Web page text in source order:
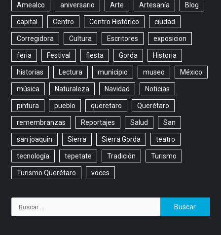
Amealco aniversario Arte Artesanía Blog
capital Centro Centro Histórico ciudad
Corregidora Cultura Escritores exposicion
feria Festival fiesta Gorda Historia
historias Lectura municipio museo México
música Naturaleza Navidad Noticias
pintura pueblo queretaro Querétaro
remembranzas Reportajes Salud San
san joaquin Sierra Sierra Gorda teatro
tecnología tepetate Tradición Turismo
Turismo Querétaro voces